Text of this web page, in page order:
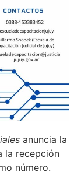
anuncia la
la recepción
número.